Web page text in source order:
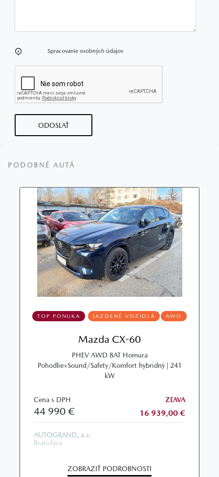
Spracovanie osobných údajov
ODOSLAŤ
PODOBNÉ AUTÁ
TOP PONUKA JAZDENÉ VOZIDLÁ AWD
Mazda CX-60
PHEV AWD 8AT Homura
Pohodlie+Sound/Safety/Komfort hybridný | 241
kW
Cena s DPH
44 990 €
ZĽAVA
16 939,00 €
AUTOGRAND, a.s.
Bratislava
ZOBRAZIŤ PODROBNOSTI